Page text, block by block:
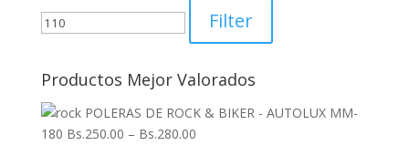
Filter
Productos Mejor Valorados
POLERAS DE ROCK & BIKER - AUTOLUX MM-
180 Bs.250.00 – Bs.280.00